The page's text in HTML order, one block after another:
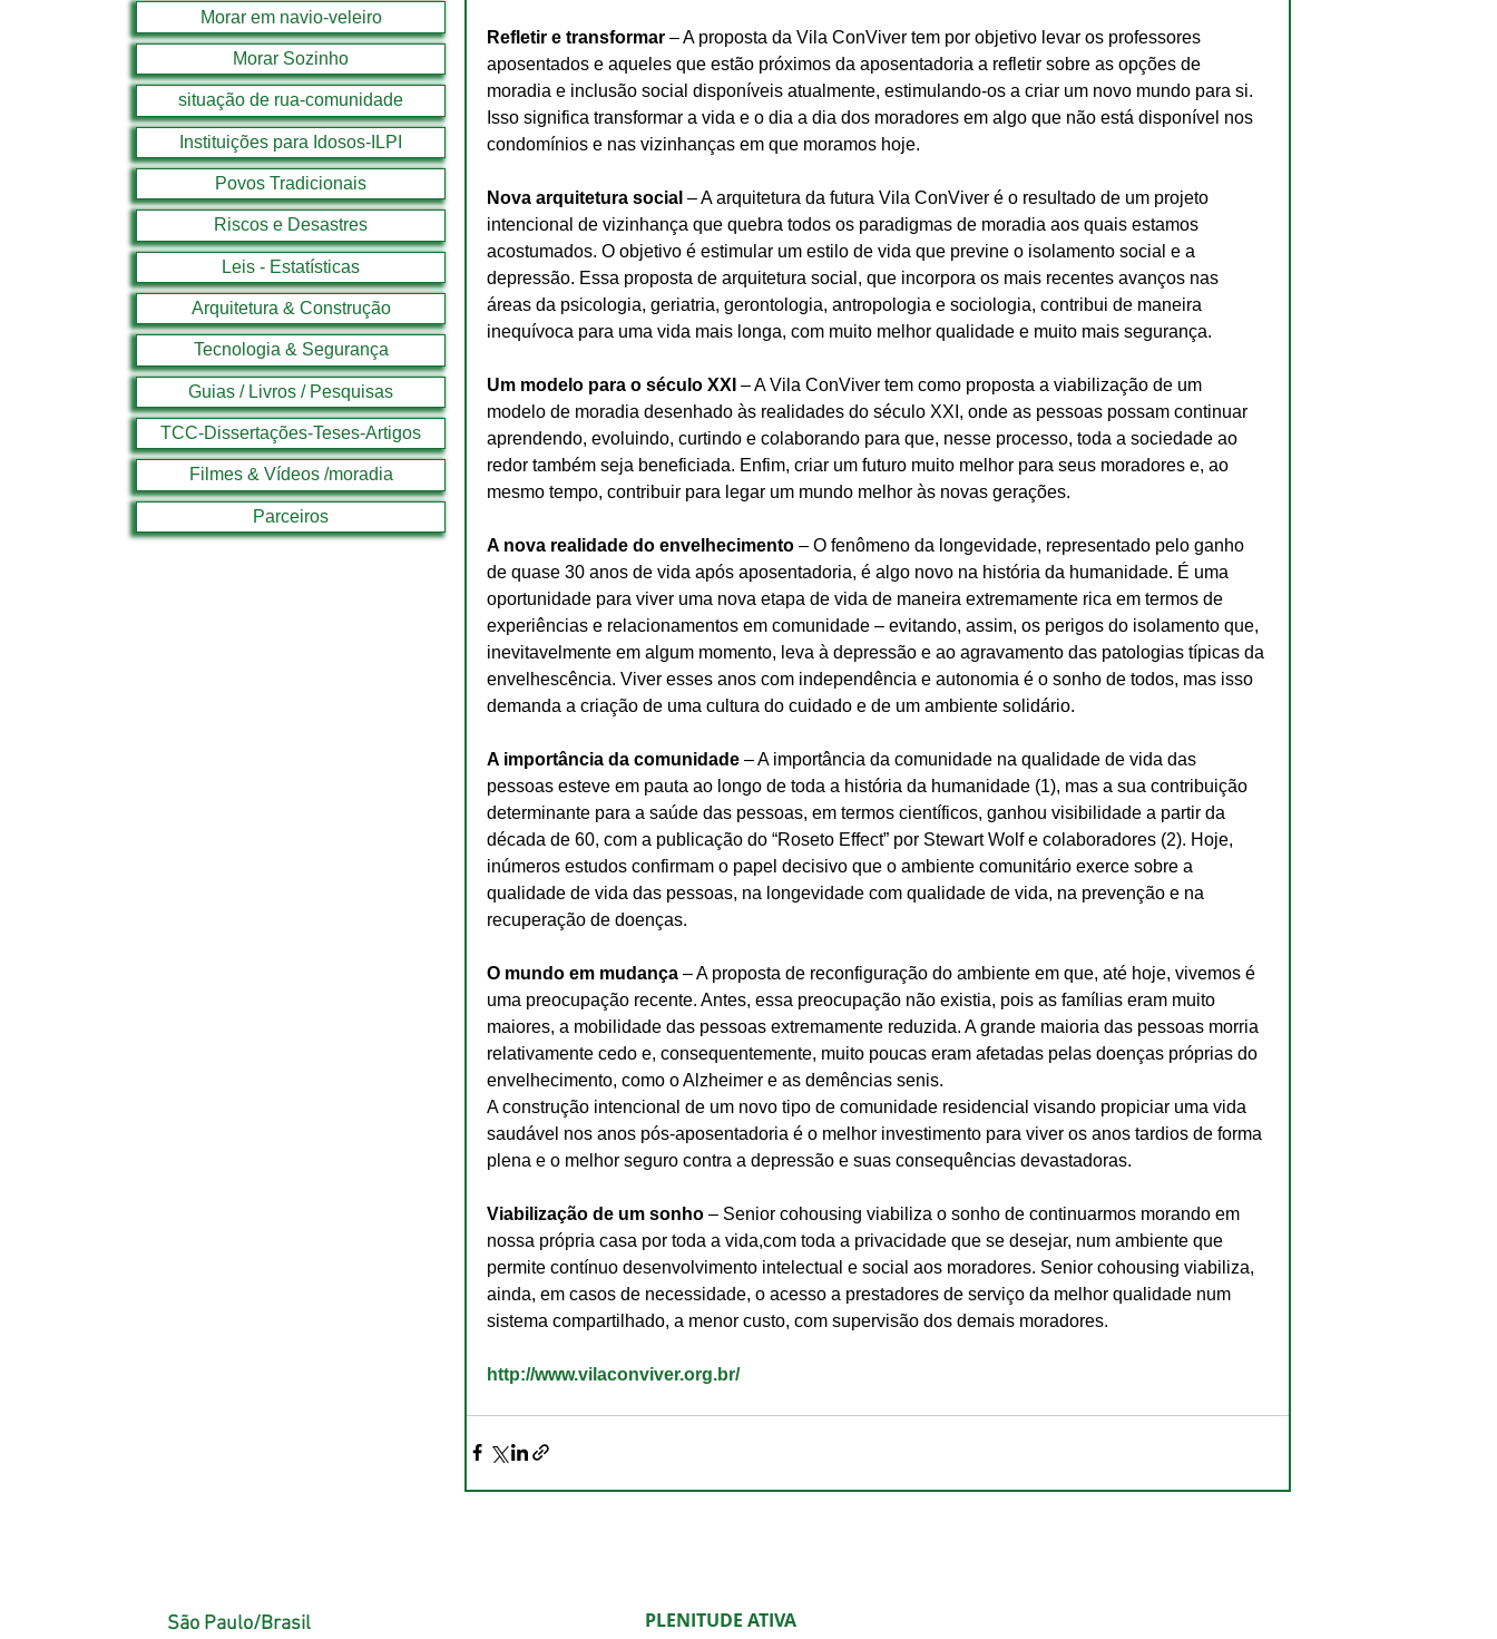
Refletir e transformar – A proposta da Vila ConViver tem por objetivo levar os professores
aposentados e aqueles que estão próximos da aposentadoria a refletir sobre as opções de
moradia e inclusão social disponíveis atualmente, estimulando-os a criar um novo mundo para si.
Isso significa transformar a vida e o dia a dia dos moradores em algo que não está disponível nos
condomínios e nas vizinhanças em que moramos hoje.
Nova arquitetura social – A arquitetura da futura Vila ConViver é o resultado de um projeto
intencional de vizinhança que quebra todos os paradigmas de moradia aos quais estamos
acostumados. O objetivo é estimular um estilo de vida que previne o isolamento social e a
depressão. Essa proposta de arquitetura social, que incorpora os mais recentes avanços nas
áreas da psicologia, geriatria, gerontologia, antropologia e sociologia, contribui de maneira
inequívoca para uma vida mais longa, com muito melhor qualidade e muito mais segurança.
Um modelo para o século XXI – A Vila ConViver tem como proposta a viabilização de um
modelo de moradia desenhado às realidades do século XXI, onde as pessoas possam continuar
aprendendo, evoluindo, curtindo e colaborando para que, nesse processo, toda a sociedade ao
redor também seja beneficiada. Enfim, criar um futuro muito melhor para seus moradores e, ao
mesmo tempo, contribuir para legar um mundo melhor às novas gerações.
A nova realidade do envelhecimento – O fenômeno da longevidade, representado pelo ganho
de quase 30 anos de vida após aposentadoria, é algo novo na história da humanidade. É uma
oportunidade para viver uma nova etapa de vida de maneira extremamente rica em termos de
experiências e relacionamentos em comunidade – evitando, assim, os perigos do isolamento que,
inevitavelmente em algum momento, leva à depressão e ao agravamento das patologias típicas da
envelhescência. Viver esses anos com independência e autonomia é o sonho de todos, mas isso
demanda a criação de uma cultura do cuidado e de um ambiente solidário.
A importância da comunidade – A importância da comunidade na qualidade de vida das
pessoas esteve em pauta ao longo de toda a história da humanidade (1), mas a sua contribuição
determinante para a saúde das pessoas, em termos científicos, ganhou visibilidade a partir da
década de 60, com a publicação do “Roseto Effect” por Stewart Wolf e colaboradores (2). Hoje,
inúmeros estudos confirmam o papel decisivo que o ambiente comunitário exerce sobre a
qualidade de vida das pessoas, na longevidade com qualidade de vida, na prevenção e na
recuperação de doenças.
O mundo em mudança – A proposta de reconfiguração do ambiente em que, até hoje, vivemos é
uma preocupação recente. Antes, essa preocupação não existia, pois as famílias eram muito
maiores, a mobilidade das pessoas extremamente reduzida. A grande maioria das pessoas morria
relativamente cedo e, consequentemente, muito poucas eram afetadas pelas doenças próprias do
envelhecimento, como o Alzheimer e as demências senis.
A construção intencional de um novo tipo de comunidade residencial visando propiciar uma vida
saudável nos anos pós-aposentadoria é o melhor investimento para viver os anos tardios de forma
plena e o melhor seguro contra a depressão e suas consequências devastadoras.
Viabilização de um sonho – Senior cohousing viabiliza o sonho de continuarmos morando em
nossa própria casa por toda a vida,com toda a privacidade que se desejar, num ambiente que
permite contínuo desenvolvimento intelectual e social aos moradores. Senior cohousing viabiliza,
ainda, em casos de necessidade, o acesso a prestadores de serviço da melhor qualidade num
sistema compartilhado, a menor custo, com supervisão dos demais moradores.
http://www.vilaconviver.org.br/
Morar em navio-veleiro
Morar Sozinho
situação de rua-comunidade
Instituições para Idosos-ILPI
Povos Tradicionais
Riscos e Desastres
Leis - Estatísticas
Arquitetura & Construção
Tecnologia & Segurança
Guias / Livros / Pesquisas
TCC-Dissertações-Teses-Artigos
Filmes & Vídeos /moradia
Parceiros
São Paulo/Brasil PLENITUDE ATIVA